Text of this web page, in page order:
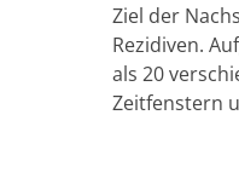
Ziel der
Rezidiven.
als 20
Zeitfenstern
und (3)